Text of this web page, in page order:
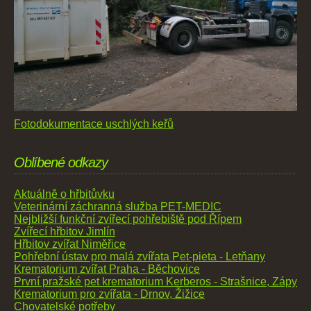
Fotodokumentace uschlých keřů
Oblíbené odkazy
Aktuálně o hřbitůvku
Veterinární záchranná služba PET-MEDIC
Nejbližší funkční zvířecí pohřebiště pod Řípem
Zvířecí hřbitov Jimlín
Hřbitov zvířat Niměřice
Pohřební ústav pro malá zvířata Pet-pieta - Letňany
Krematorium zvířat Praha - Běchovice
První pražské pet krematorium Kerberos - Strašnice, Zápy
Krematorium pro zvířata - Drnov, Žižice
Chovatelské potřeby